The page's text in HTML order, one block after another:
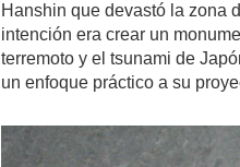
Hanshin que devastó la zona
intención era crear un
terremoto y el tsunami de
un enfoque práctico a su